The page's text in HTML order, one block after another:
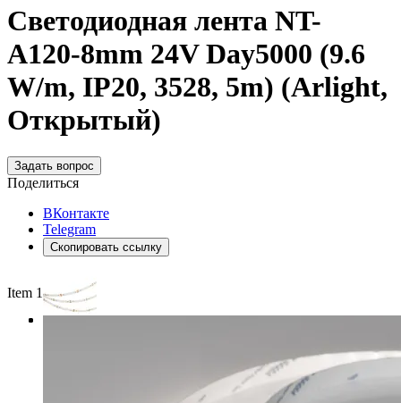
Светодиодная лента NT-
A120-8mm 24V Day5000 (9.6
W/m, IP20, 3528, 5m) (Arlight,
Открытый)
Задать вопрос
Поделиться
ВКонтакте
Telegram
Скопировать ссылку
Item 1 of 3